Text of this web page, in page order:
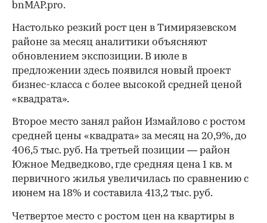
bnMAP.pro.
Настолько резкий рост цен в Тимирязевском
районе за месяц аналитики объясняют
обновлением экспозиции. В июле в
предложении здесь появился новый проект
бизнес-класса с более высокой средней ценой
«квадрата».
Второе место занял район Измайлово с ростом
средней цены «квадрата» за месяц на 20,9%, до
406,5 тыс. руб. На третьей позиции — район
Южное Медведково, где средняя цена 1 кв. м
первичного жилья увеличилась по сравнению с
июнем на 18% и составила 413,2 тыс. руб.
Четвертое место с ростом цен на квартиры в